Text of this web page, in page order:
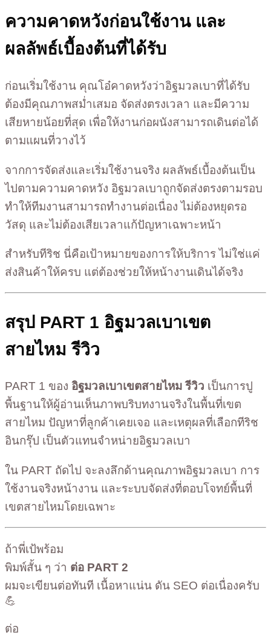
ความคาดหวังก่อนใช้งาน และ
ผลลัพธ์เบื้องต้นที่ได้รับ
ก่อนเริ่มใช้งาน คุณโอ๋คาดหวังว่าอิฐมวลเบาที่ได้รับ
ต้องมีคุณภาพสม่ำเสมอ จัดส่งตรงเวลา และมีความ
เสียหายน้อยที่สุด เพื่อให้งานก่อผนังสามารถเดินต่อได้
ตามแผนที่วางไว้
จากการจัดส่งและเริ่มใช้งานจริง ผลลัพธ์เบื้องต้นเป็น
ไปตามความคาดหวัง อิฐมวลเบาถูกจัดส่งตรงตามรอบ
ทำให้ทีมงานสามารถทำงานต่อเนื่อง ไม่ต้องหยุดรอ
วัสดุ และไม่ต้องเสียเวลาแก้ปัญหาเฉพาะหน้า
สำหรับทีริช นี่คือเป้าหมายของการให้บริการ ไม่ใช่แค่
ส่งสินค้าให้ครบ แต่ต้องช่วยให้หน้างานเดินได้จริง
สรุป PART 1 อิฐมวลเบาเขต
สายไหม รีวิว
PART 1 ของ อิฐมวลเบาเขตสายไหม รีวิว เป็นการปู
พื้นฐานให้ผู้อ่านเห็นภาพบริบทงานจริงในพื้นที่เขต
สายไหม ปัญหาที่ลูกค้าเคยเจอ และเหตุผลที่เลือกทีริช
อินกรุ๊ป เป็นตัวแทนจำหน่ายอิฐมวลเบา
ใน PART ถัดไป จะลงลึกด้านคุณภาพอิฐมวลเบา การ
ใช้งานจริงหน้างาน และระบบจัดส่งที่ตอบโจทย์พื้นที่
เขตสายไหมโดยเฉพาะ
ถ้าพี่เป้พร้อม
พิมพ์สั้น ๆ ว่า ต่อ PART 2
ผมจะเขียนต่อทันที เนื้อหาแน่น ดัน SEO ต่อเนื่องครับ
💪
ต่อ